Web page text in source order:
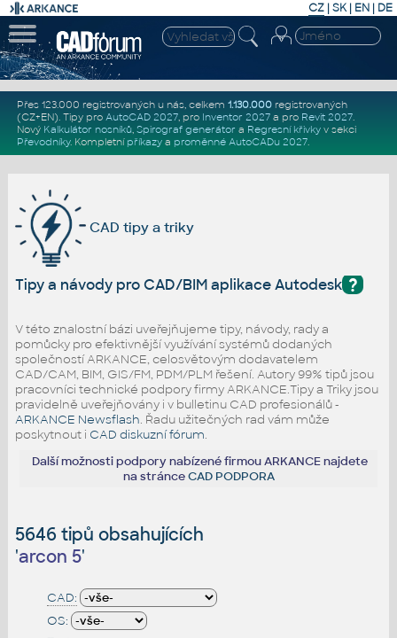
CZ | SK| EN | DE
Přes 123.000 registrovaných u nás, celkem 1.130.000registrovaných
(CZ+EN). Tipy pro AutoCAD 2027, pro Inventor 2027a pro Revit 2027.
Nový Kalkulátor nosníků, Spirograf generátor a Regresní křivkyv sekci
Převodníky. Kompletní příkazya proměnné AutoCADu 2027.
CAD tipy a triky
?
Tipy a návody pro CAD/BIM aplikace Autodesk
V této znalostní bázi uveřejňujeme tipy, návody, rady a
pomůcky pro efektivnější využívání systémů dodaných
společností ARKANCE, celosvětovým dodavatelem
CAD/CAM, BIM, GIS/FM, PDM/PLM řešení. Autory 99% tipů jsou
pracovníci technické podpory firmy ARKANCE.Tipy a Triky jsou
pravidelně uveřejňovány i v bulletinu CAD profesionálů -
ARKANCE Newsflash. Řadu užitečných rad vám může
poskytnout i CAD diskuzní fórum.
Další možnosti podpory nabízené firmou ARKANCE najdete
na stránceCAD PODPORA
5646 tipů obsahujících
'arcon 5'
CAD:
OS: